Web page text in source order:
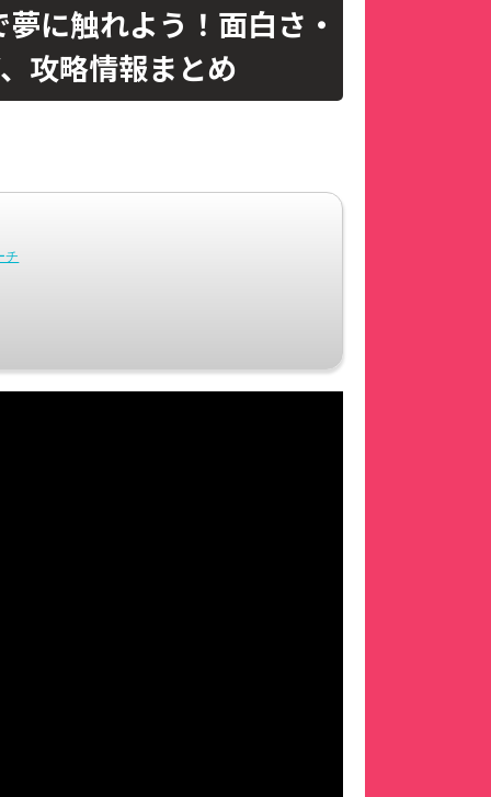
に触れよう！面白さ・
攻略情報まとめ
チ